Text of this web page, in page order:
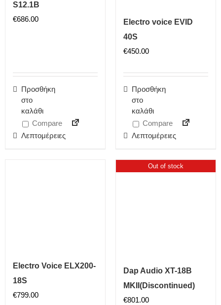
S12.1B
€686.00
Προσθήκη
στο
καλάθι
Compare
Λεπτομέρειες
Electro voice EVID
40S
€450.00
Προσθήκη
στο
καλάθι
Compare
Λεπτομέρειες
Electro Voice ELX200-
18S
€799.00
Out of stock
Dap Audio XT-18B
MKII(Discontinued)
€801.00